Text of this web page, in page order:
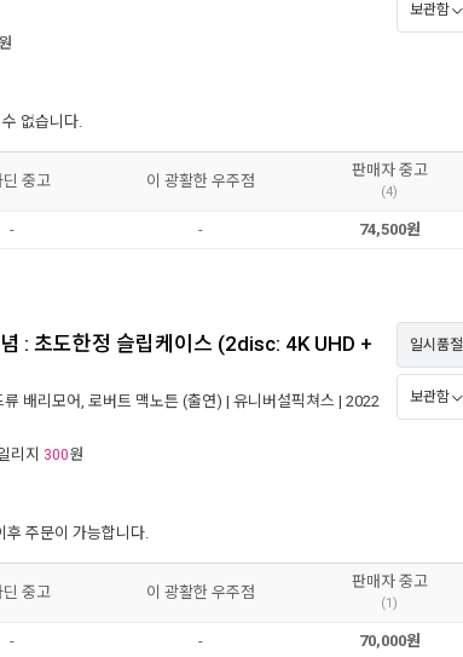
원
없습니다.
보관함
딘 중고 이 광활한 우주점
판매자 중고
(4)
- - 74,500원
: 초도한정 슬립케이스 (2disc: 4K UHD +
류 배리모어 로버트 맥노튼 (출연) | 유니버설픽쳐스 | 2022
리지 300원
주문이 가능합니다.
일시품절
보관함
딘 중고 이 광활한 우주점
판매자 중고
(1)
- - 70,000원